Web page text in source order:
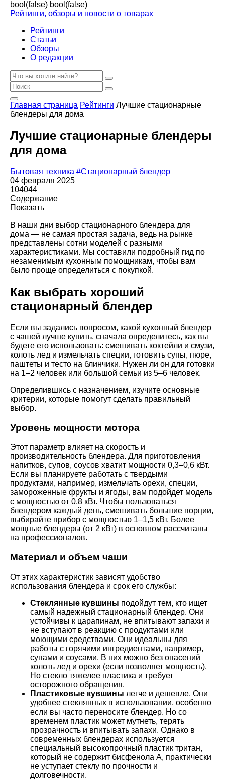
bool(false) bool(false)
Рейтинги, обзоры и новости о товарах
Рейтинги
Статьи
Обзоры
О редакции
Главная страница Рейтинги Лучшие стационарные
блендеры для дома
Лучшие стационарные блендеры
для дома
Бытовая техника #Стационарный блендер
04 февраля 2025
104044
Содержание
Показать
В наши дни выбор стационарного блендера для
дома — не самая простая задача, ведь на рынке
представлены сотни моделей с разными
характеристиками. Мы составили подробный гид по
незаменимым кухонным помощникам, чтобы вам
было проще определиться с покупкой.
Как выбрать хороший
стационарный блендер
Если вы задались вопросом, какой кухонный блендер
с чашей лучше купить, сначала определитесь, как вы
будете его использовать: смешивать коктейли и смузи,
колоть лед и измельчать специи, готовить супы, пюре,
паштеты и тесто на блинчики. Нужен ли он для готовки
на 1–2 человек или большой семьи из 5–6 человек.
Определившись с назначением, изучите основные
критерии, которые помогут сделать правильный
выбор.
Уровень мощности мотора
Этот параметр влияет на скорость и
производительность блендера. Для приготовления
напитков, супов, соусов хватит мощности 0,3–0,6 кВт.
Если вы планируете работать с твердыми
продуктами, например, измельчать орехи, специи,
замороженные фрукты и ягоды, вам подойдет модель
с мощностью от 0,8 кВт. Чтобы пользоваться
блендером каждый день, смешивать большие порции,
выбирайте прибор с мощностью 1–1,5 кВт. Более
мощные блендеры (от 2 кВт) в основном рассчитаны
на профессионалов.
Материал и объем чаши
От этих характеристик зависят удобство
использования блендера и срок его службы:
Стеклянные кувшины подойдут тем, кто ищет
самый надежный стационарный блендер. Они
устойчивы к царапинам, не впитывают запахи и
не вступают в реакцию с продуктами или
моющими средствами. Они идеальны для
работы с горячими ингредиентами, например,
супами и соусами. В них можно без опасений
колоть лед и орехи (если позволяет мощность).
Но стекло тяжелее пластика и требует
осторожного обращения.
Пластиковые кувшины легче и дешевле. Они
удобнее стеклянных в использовании, особенно
если вы часто переносите блендер. Но со
временем пластик может мутнеть, терять
прозрачность и впитывать запахи. Однако в
современных блендерах используется
специальный высокопрочный пластик тритан,
который не содержит бисфенола А, практически
не уступает стеклу по прочности и
долговечности.